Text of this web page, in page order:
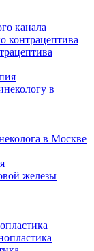
канала
контрацептива
в
в Москве
железы